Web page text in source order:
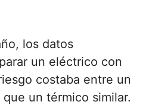
los datos
un eléctrico con
costaba entre un
un térmico similar.